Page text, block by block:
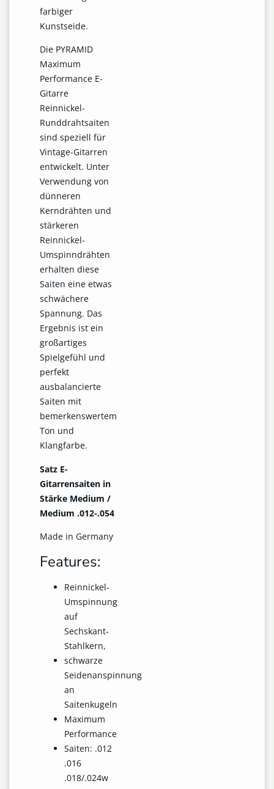
farbiger
Kunstseide.
Die PYRAMID
Maximum
Performance E-
Gitarre
Reinnickel-
Runddrahtsaiten
sind speziell für
Vintage-Gitarren
entwickelt. Unter
Verwendung von
dünneren
Kerndrähten und
stärkeren
Reinnickel-
Umspinndrähten
erhalten diese
Saiten eine etwas
schwächere
Spannung. Das
Ergebnis ist ein
großartiges
Spielgefühl und
perfekt
ausbalancierte
Saiten mit
bemerkenswertem
Ton und
Klangfarbe.
Satz E-
Gitarrensaiten in
Stärke Medium /
Medium .012-.054
Made in Germany
Features:
Reinnickel-
Umspinnung
auf
Sechskant-
Stahlkern,
schwarze
Seidenanspinnung
an
Saitenkugeln
Maximum
Performance
Saiten: .012
.016
.018/.024w